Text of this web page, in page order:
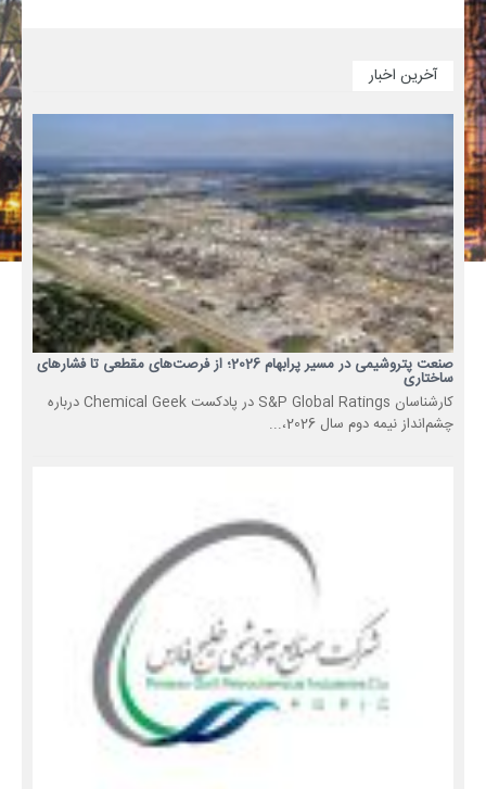
آخرین اخبار
صنعت پتروشیمی در مسیر پرابهام 2026؛ از فرصت‌های مقطعی تا فشارهای
ساختاری
کارشناسان S&P Global Ratings در پادکست Chemical Geek درباره
چشم‌انداز نیمه دوم سال 2026،...